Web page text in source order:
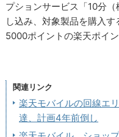
プションサービス「10分
し込み、対象製品を購入
5000ポイントの楽天ポイン
関連リンク
楽天モバイルの回線エ
達、計画4年前倒し